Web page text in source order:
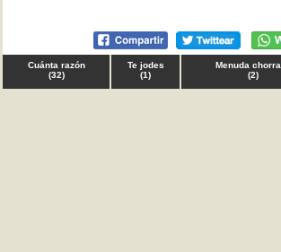
Cuánta razón
(32)
Te jodes
(1)
Menuda
(2)